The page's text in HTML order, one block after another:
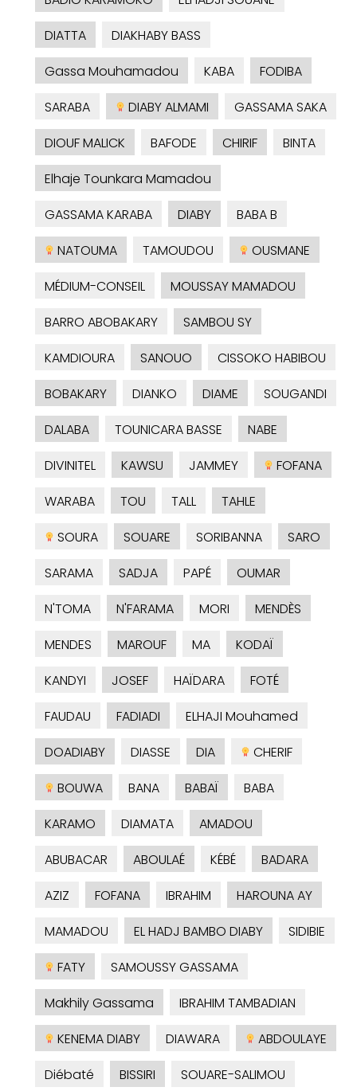
DIATTA
DIAKHABY BASS
Gassa Mouhamadou
KABA
FODIBA
SARABA
DIABY ALMAMI
GASSAMA SAKA
DIOUF MALICK
BAFODE CHIRIF
BINTA
Elhaje Tounkara Mamadou
GASSAMA KARABA
DIABY
BABA B
NATOUMA
TAMOUDOU
OUSMANE
MÉDIUM-CONSEIL
MOUSSAY MAMADOU
BARRO ABOBAKARY
SAMBOU SY
KAMDIOURA
SANOUO
CISSOKO HABIBOU
BOBAKARY
DIANKO DIAME
SOUGANDI
DALABA
TOUNICARA BASSE
NABE
DIVINITEL
KAWSU JAMMEY
FOFANA
WARABA
TOU TALL
TAHLE
SOURA
SOUARE SORIBANNA
SARO
SARAMA
SADJA PAPÉ
OUMAR
N'TOMA
N'FARAMA MORI
MENDÈS
MENDES
MAROUF MA
KODAÏ
KANDYI
JOSEF HAÏDARA
FOTÉ
FAUDAU
FADIADI
ELHAJI Mouhamed
DOADIABY
DIASSE DIA
CHERIF
BOUWA
BANA BABAÏ
BABA
KARAMO
DIAMATA
AMADOU
ABUBACAR
ABOULAÉ KÉBÉ
BADARA
AZIZ
FOFANA IBRAHIM
HAROUNA AY
MAMADOU
EL HADJ BAMBO DIABY
SIDIBIE
FATY
SAMOUSSY GASSAMA
Makhily Gassama
IBRAHIM TAMBADIAN
KENEMA DIABY
DIAWARA
ABDOULAYE
Diébaté
BISSIRI
SOUARE-SALIMOU